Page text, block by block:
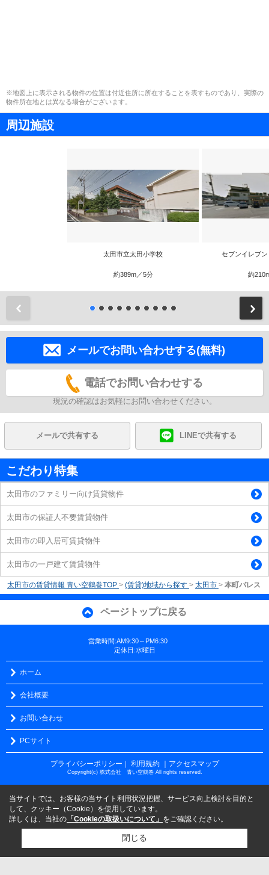
※地図上に表示される物件の位置は付近住所に所在することを表すものであり、実際の
物件所在地とは異なる場合がございます。
周辺施設
太田市立太田小学校
約389m／5分
セブンイレブ
約
メールでお問い合わせする(無料)
電話でお問い合わせする
現況の確認はお気軽にお問い合わせください。
メールで共有する LINEで共有する
こだわり特集
太田市のファミリー向け賃貸物件
太田市の保証人不要賃貸物件
太田市の即入居可賃貸物件
太田市の一戸建て賃貸物件
太田市の賃貸情報 青い空鶴巻TOP > (賃貸)地域から探す > 太田市 > 本町パレス
ページトップに戻る
営業時間:AM9:30～PM6:30
定休日:水曜日
ホーム
会社概要
お問い合わせ
PCサイト
プライバシーポリシー 利用規約 ｜アクセスマップ
Copyright(c) 株式会社 青い空鶴巻 All rights reserved.
当サイトでは、お客様の当サイト利用状況把握、サービス向上検討を目的と
して、クッキー（Cookie）を使用しています。
詳しくは、当社の 「Cookieの取扱いについて」 をご確認ください。
閉じる